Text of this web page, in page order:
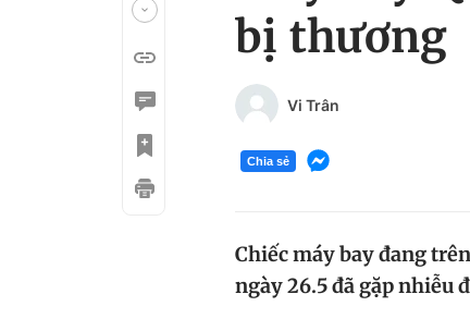
bị thương
Vi Trân
Chia sẻ
Chiếc máy bay đang
ngày 26.5 đã gặp nhiễu